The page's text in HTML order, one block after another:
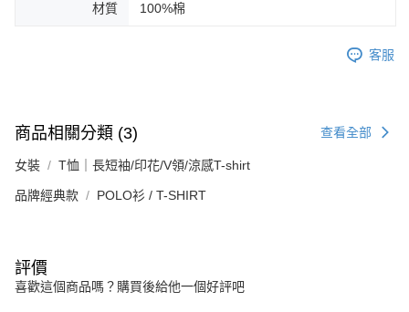
材質 100%棉
客服
商品相關分類 (3) 查看全部
女裝 T恤｜長短袖/印花/V領/涼感T-shirt
品牌經典款 POLO衫 / T-SHIRT
評價
喜歡這個商品嗎？購買後給他一個好評吧